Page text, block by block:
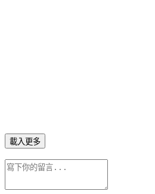
載入更多